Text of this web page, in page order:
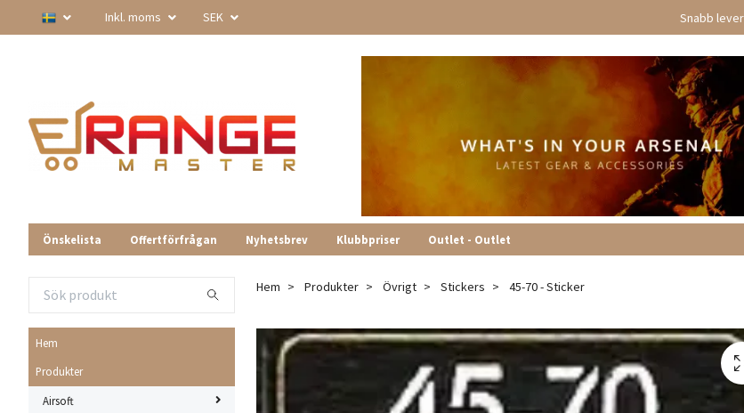
Inkl. moms SEK Snabb
Önskelista Offertförfrågan Nyhetsbrev Klubbpriser Outlet - Outlet
Hem
Produkter
Airsoft
Hem Produkter Övrigt Stickers 45-70 - Sticker